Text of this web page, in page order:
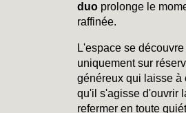
duo prolonge le
raffinée.
L'espace se découvre
uniquement sur
généreux qui laisse à
qu'il s'agisse d'ouvrir
refermer en toute